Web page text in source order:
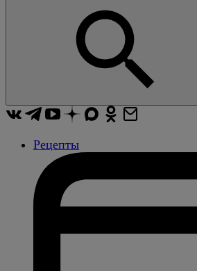
Рецепты